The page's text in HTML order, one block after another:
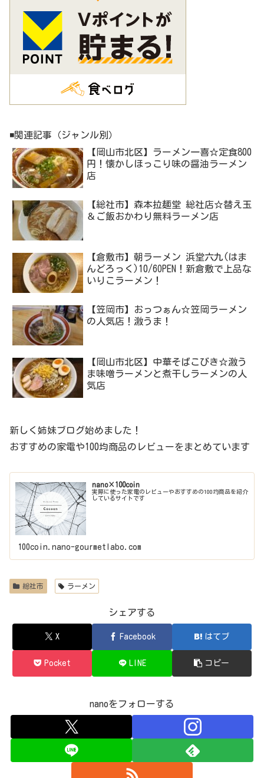
◾️関連記事（ジャンル別）
【岡山市北区】ラーメン一喜☆定食800
円！懐かしほっこり味の醤油ラーメン
店
【総社市】森本拉麺堂 総社店☆替え玉
＆ご飯おかわり無料ラーメン店
【倉敷市】朝ラーメン 浜堂六九(はま
んどろっく)10/6OPEN！新倉敷で上品な
いりこラーメン！
【笠岡市】おっつぁん☆笠岡ラーメン
の人気店！激うま！
【岡山市北区】中華そばこびき☆激う
ま味噌ラーメンと煮干しラーメンの人
気店
新しく姉妹ブログ始めました！
おすすめの家電や100均商品のレビューをまとめています
nano×100coin
実際に使った家電のレビューやおすすめの100均商品を紹介
しているサイトです
100coin.nano-gourmetlabo.com
総社市 ラーメン
シェアする
X Facebook はてブ
Pocket LINE コピー
nanoをフォローする